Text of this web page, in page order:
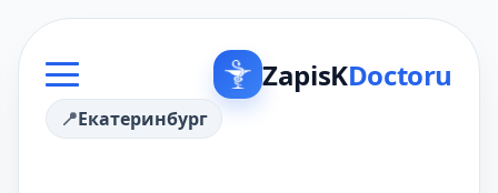
ZapisKDoctoru
Екатеринбург